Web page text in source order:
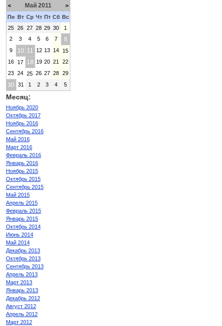
< Май 2011
>
Пн
Вт Ср Чт Пт Сб Вс
25
26 27 28 29 30
1
2
3 4 5 6 7 8
9 10 11 12 13 14
15
16
17 18 19 20 21
22
23
24 25 26 27 28 29
30 31 1 2 3 4 5
Месяц:
Ноябрь 2020
Октябрь 2017
Ноябрь 2016
Сентябрь 2016
Май 2016
Март 2016
Февраль 2016
Январь 2016
Ноябрь 2015
Октябрь 2015
Сентябрь 2015
Май 2015
Апрель 2015
Февраль 2015
Январь 2015
Октябрь 2014
Июнь 2014
Май 2014
Декабрь 2013
Октябрь 2013
Сентябрь 2013
Апрель 2013
Март 2013
Январь 2013
Декабрь 2012
Август 2012
Апрель 2012
Март 2012